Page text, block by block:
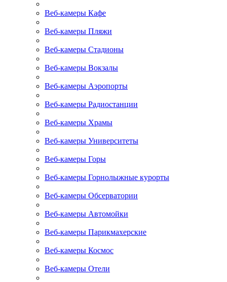
Веб-камеры Кафе
Веб-камеры Пляжи
Веб-камеры Стадионы
Веб-камеры Вокзалы
Веб-камеры Аэропорты
Веб-камеры Радиостанции
Веб-камеры Храмы
Веб-камеры Университеты
Веб-камеры Горы
Веб-камеры Горнолыжные курорты
Веб-камеры Обсерватории
Веб-камеры Автомойки
Веб-камеры Парикмахерские
Веб-камеры Космос
Веб-камеры Отели